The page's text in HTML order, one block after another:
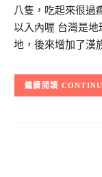
八隻，吃起來很過
以入內喔 台灣是地
地，後來增加了漢